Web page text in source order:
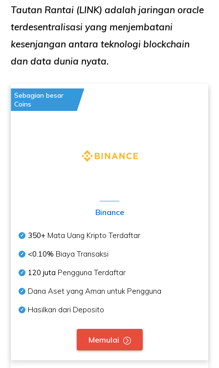
Tautan Rantai (LINK) adalah jaringan oracle
terdesentralisasi yang menjembatani
kesenjangan antara teknologi blockchain
dan data dunia nyata.
Sebagian besar
Coins
Binance
350+ Mata Uang Kripto Terdaftar
<0.10% Biaya Transaksi
120 juta Pengguna Terdaftar
Dana Aset yang Aman untuk Pengguna
Hasilkan dari Deposito
Memulai